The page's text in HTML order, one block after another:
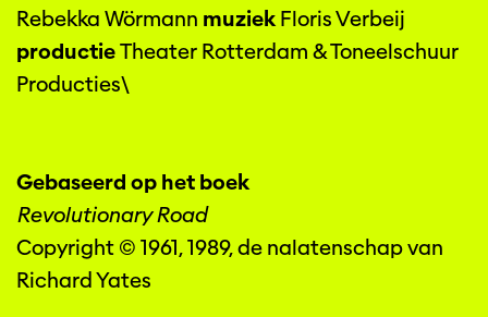
Rebekka Wörmann muziekFloris Verbeij
productieTheater Rotterdam & Toneelschuur
Producties\
Gebaseerd op het boek
Revolutionary Road
Copyright © 1961, 1989, de nalatenschap van
Richard Yates